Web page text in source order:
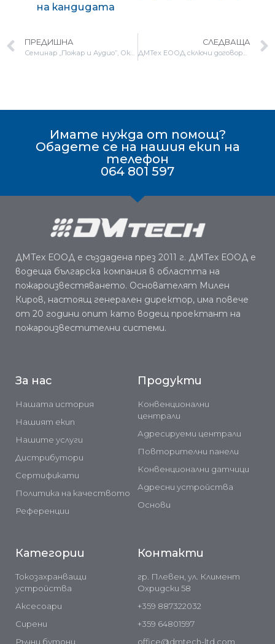
на кандидата
ПРЕДИШНА
Семинар „Пожар и Аудио”, Октомври 2025, Хисаря
СЛЕДВАЩА
ДМТех ЕООД сключи договори с изпълнители след проведена тръжна процедура с публична покана, в изпълнение на договор №BG16RFPR001-1.003-0519-C01
Имате нужда от помощ?
Обадете се на нашия екип на
телефон
064 801 597
ДМТех ЕООД е създадена през 2011 г. ДМТех ЕООД е
водеща българска компания в областта на
пожароизвестяването. Основателят Милен
Киров, настоящ генерален директор, има повече
от 20 години опит като водещ проектант на
пожароизвестителни системи.
За нас
Нашата история
Нашият екип
Нашите услуги
Дистрибутори
Сертификати
Политика на качеството
Референции
Продукти
Конвенционални
централи
Адресируеми централи
Повторителни панели
Конвенционални датчици
Адресни устройства
Основи
Категории
Токозахранващи
устройства
Аксесоари
Сирени
Ръчни бутони
Контакти
гр. Плевен, ул. Климент
Охридски 58
+359 887322032
+359 64801597
office@dmtech-ltd.com